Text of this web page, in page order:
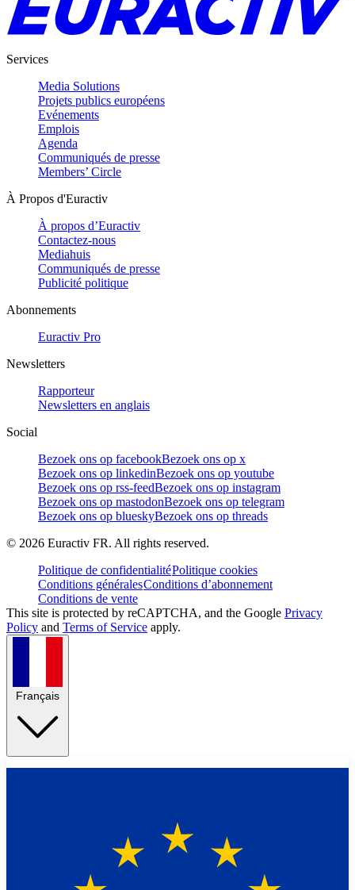
Services
Media Solutions
Projets publics européens
Evénements
Emplois
Agenda
Communiqués de presse
Members’ Circle
À Propos d'Euractiv
À propos d’Euractiv
Contactez-nous
Mediahuis
Communiqués de presse
Publicité politique
Abonnements
Euractiv Pro
Newsletters
Rapporteur
Newsletters en anglais
Social
Bezoek ons op facebookBezoek ons op x
Bezoek ons op linkedinBezoek ons op youtube
Bezoek ons op rss-feedBezoek ons op instagram
Bezoek ons op mastodonBezoek ons op telegram
Bezoek ons op blueskyBezoek ons op threads
© 2026 Euractiv FR. All rights reserved.
Politique de confidentialitéPolitique cookies
Conditions généralesConditions d’abonnement
Conditions de vente
This site is protected by reCAPTCHA, and the Google Privacy
Policy and Terms of Service apply.
Français